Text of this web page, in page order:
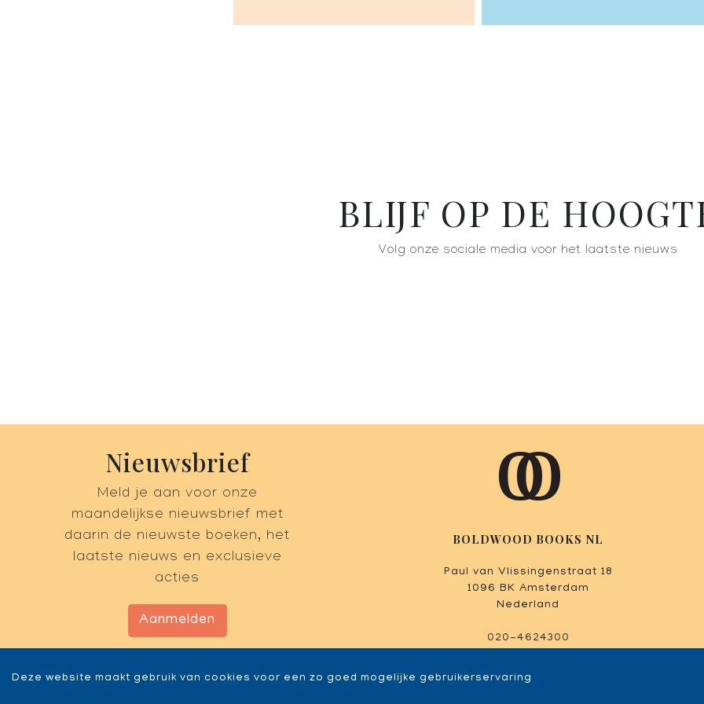
BLIJF OP DE
Volg onze sociale media voor het laatste nieuws
Nieuwsbrief
Meld je aan voor onze
maandelijkse nieuwsbrief met
daarin de nieuwste boeken, het
laatste nieuws en exclusieve
acties
Aanmelden
BOLDWOOD BOOKS NL
Paul van Vlissingenstraat 18
1096 BK Amsterdam
Nederland
020-4624300
Deze website maakt gebruik van cookies voor een zo goed mogelijke gebruikerservaring